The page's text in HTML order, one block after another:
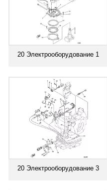
20 Электрооборудование 1
20 Электрооборудование 3